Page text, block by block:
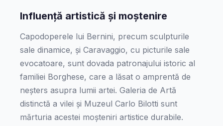
Influență artistică și moștenire
Capodoperele lui Bernini, precum sculpturile
sale dinamice, și Caravaggio, cu picturile sale
evocatoare, sunt dovada patronajului istoric al
familiei Borghese, care a lăsat o amprentă de
neșters asupra lumii artei. Galeria de Artă
distinctă a vilei și Muzeul Carlo Bilotti sunt
mărturia acestei moșteniri artistice durabile.